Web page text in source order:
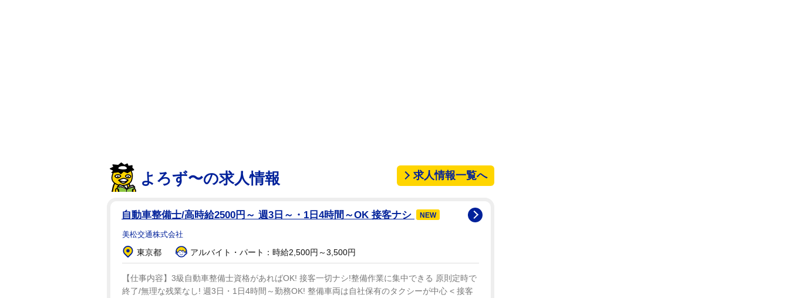
よろず〜の求人情報 求人情報一覧へ
自動車整備士/高時給2500円～ 週3日～・1日4時間～OK 接客ナシ NEW
美松交通株式会社
東京都 アルバイト・パート：時給2,500円～3,500円
【仕事内容】3級自動車整備士資格があればOK! 接客一切ナシ!整備作業に集中できる 原則定時で
終了/無理な残業なし! 週3日・1日4時間～勤務OK! 整備車両は自社保有のタクシーが中心 < 接客